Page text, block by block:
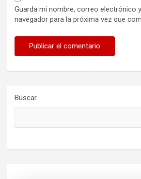
Guarda mi nombre, correo electrónico
navegador para la próxima vez que
Buscar